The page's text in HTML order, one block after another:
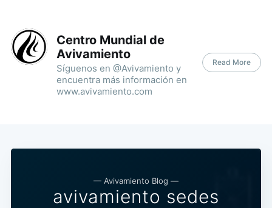
Centro Mundial de
Avivamiento
Síguenos en @Avivamiento y
encuentra más información en
www.avivamiento.com
Read More
— Avivamiento Blog —
avivamiento sedes